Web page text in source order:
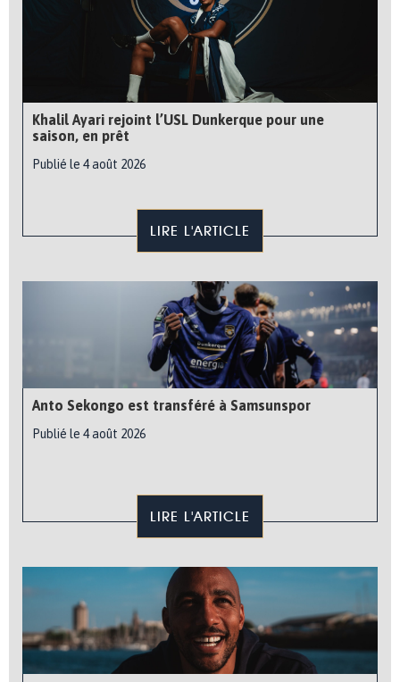
Khalil Ayari rejoint l’USL Dunkerque pour une
saison, en prêt
Publié le 4 août 2026
LIRE L'ARTICLE
Anto Sekongo est transféré à Samsunspor
Publié le 4 août 2026
LIRE L'ARTICLE